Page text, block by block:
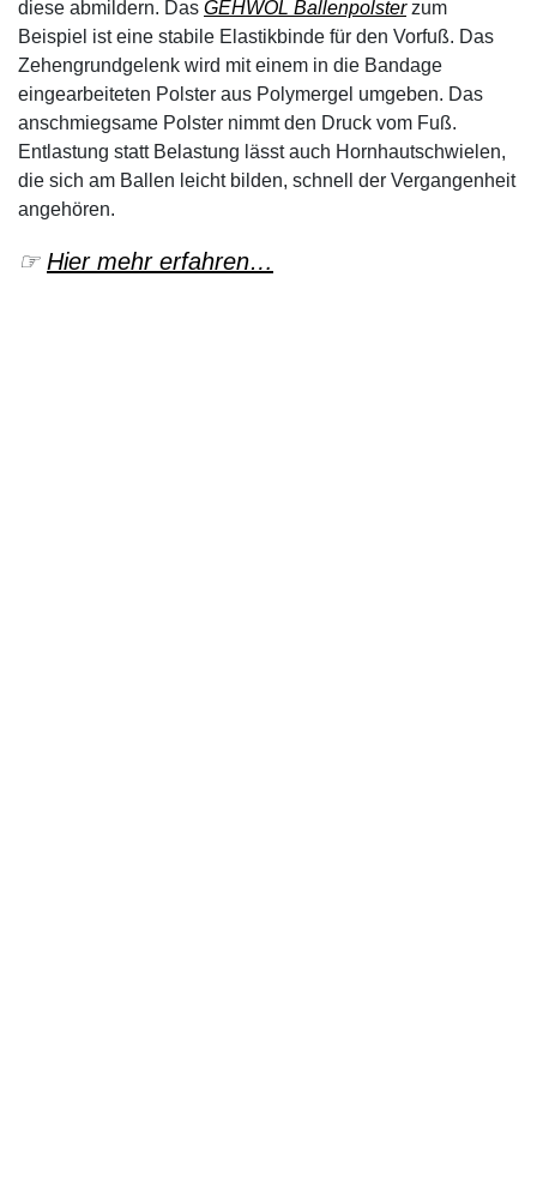
diese abmildern. Das GEHWOL Ballenpolsterzum
Beispiel ist eine stabile Elastikbinde für den Vorfuß. Das
Zehengrundgelenk wird mit einem in die Bandage
eingearbeiteten Polster aus Polymergel umgeben. Das
anschmiegsame Polster nimmt den Druck vom Fuß.
Entlastung statt Belastung lässt auch Hornhautschwielen,
die sich am Ballen leicht bilden, schnell der Vergangenheit
angehören.
☞ Hier mehr erfahren…